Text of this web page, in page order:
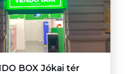
BOX Jókai tér